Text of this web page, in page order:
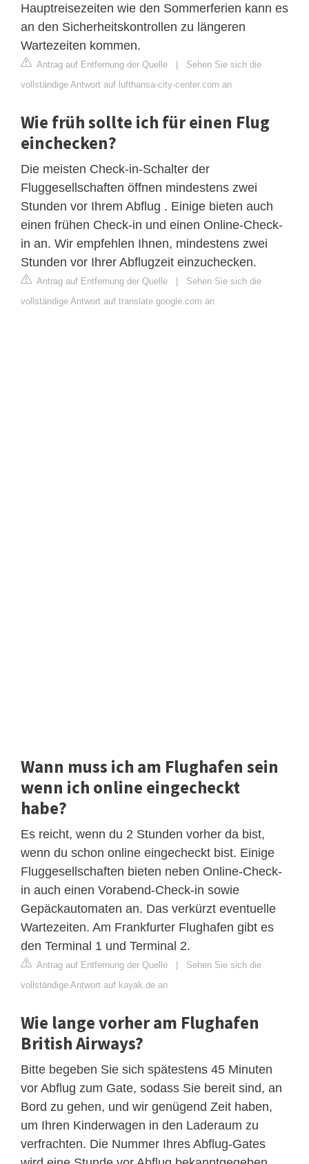
Hauptreisezeiten wie den Sommerferien kann es
an den Sicherheitskontrollen zu längeren
Wartezeiten kommen.
Antrag auf Entfernung der Quelle | Sehen Sie sich die
vollständige Antwort auf lufthansa-city-center.com an
Wie früh sollte ich für einen Flug
einchecken?
Die meisten Check-in-Schalter der
Fluggesellschaften öffnen mindestens zwei
Stunden vor Ihrem Abflug . Einige bieten auch
einen frühen Check-in und einen Online-Check-
in an. Wir empfehlen Ihnen, mindestens zwei
Stunden vor Ihrer Abflugzeit einzuchecken.
Antrag auf Entfernung der Quelle | Sehen Sie sich die
vollständige Antwort auf translate.google.com an
Wann muss ich am Flughafen sein
wenn ich online eingecheckt
habe?
Es reicht, wenn du 2 Stunden vorher da bist,
wenn du schon online eingecheckt bist. Einige
Fluggesellschaften bieten neben Online-Check-
in auch einen Vorabend-Check-in sowie
Gepäckautomaten an. Das verkürzt eventuelle
Wartezeiten. Am Frankfurter Flughafen gibt es
den Terminal 1 und Terminal 2.
Antrag auf Entfernung der Quelle | Sehen Sie sich die
vollständige Antwort auf kayak.de an
Wie lange vorher am Flughafen
British Airways?
Bitte begeben Sie sich spätestens 45 Minuten
vor Abflug zum Gate, sodass Sie bereit sind, an
Bord zu gehen, und wir genügend Zeit haben,
um Ihren Kinderwagen in den Laderaum zu
verfrachten. Die Nummer Ihres Abflug-Gates